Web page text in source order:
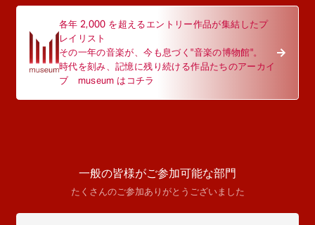
各年 2,000 を超えるエントリー作品が集結したプ
レイリスト
その一年の音楽が、今も息づく"音楽の博物館"。
時代を刻み、記憶に残り続ける作品たちのアーカイ
ブ museum はコチラ
一般の皆様がご参加可能な部門
たくさんのご参加ありがとうございました